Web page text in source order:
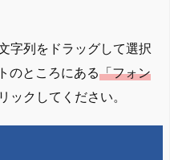
字列をドラッグして選択
のところにある「フォン
ックしてください。